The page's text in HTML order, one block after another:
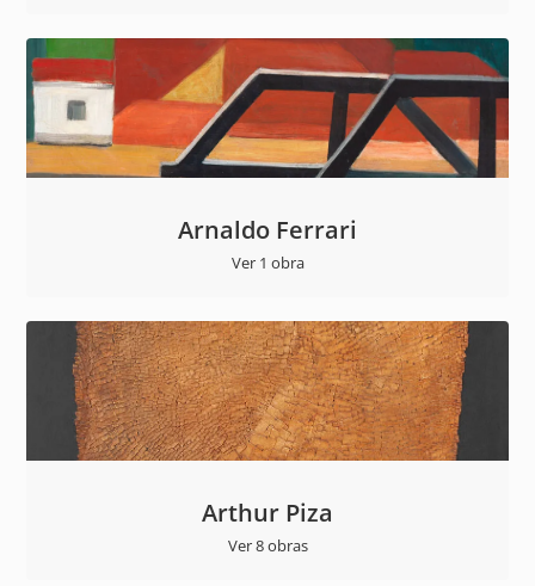
Arnaldo Ferrari
Ver 1 obra
Arthur Piza
Ver 8 obras